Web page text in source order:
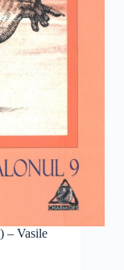
– Vasile